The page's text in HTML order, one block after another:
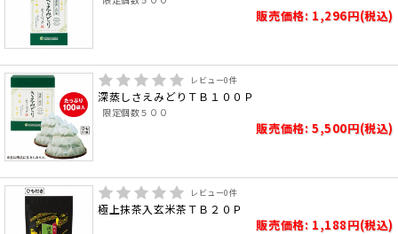
販売価格: 1,296円(税込)
レビュー0件
深蒸しさえみどりＴＢ１００Ｐ
限定個数５００
販売価格: 5,500円(税込)
レビュー0件
極上抹茶入玄米茶ＴＢ２０Ｐ
販売価格: 1,188円(税込)